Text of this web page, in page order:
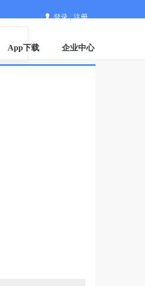
登录|注册
App下载 企业中心